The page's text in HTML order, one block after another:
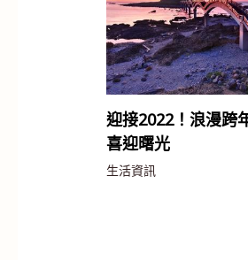
迎接2022！浪漫跨
喜迎曙光
生活資訊